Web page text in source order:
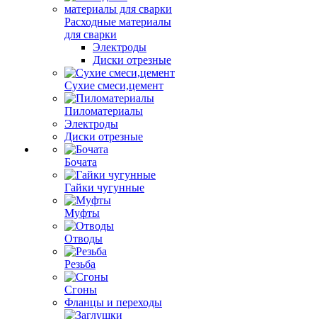
Расходные материалы
для сварки
Электроды
Диски отрезные
Сухие смеси,цемент
Пиломатериалы
Электроды
Диски отрезные
Бочата
Гайки чугунные
Муфты
Отводы
Резьба
Сгоны
Фланцы и переходы